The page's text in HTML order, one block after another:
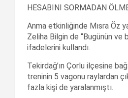
HESABINI SORMADAN
Anma etkinliğinde Mısra Öz
Zeliha Bilgin de “Bugünün ve
ifadelerini kullandı.
Tekirdağ’ın Çorlu ilçesine
treninin 5 vagonu raylardan
fazla kişi de yaralanmıştı.